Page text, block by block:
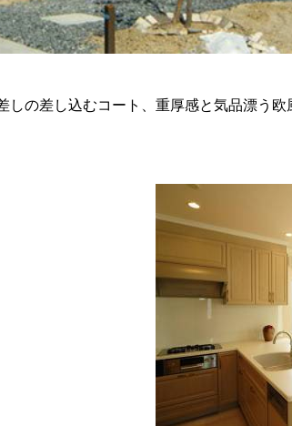
の差し込むコート、重厚感と気品漂う欧